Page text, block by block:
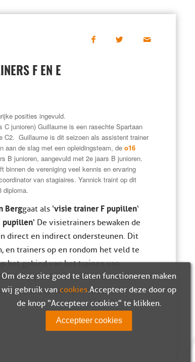
F EN E
posities ingevuld.
C junioren) Guillaume is een rasechte Spartaan
C2. Guillaume is dit seizoen als assistent trainer
aan de slag met een opleidingsteam, de o16
B junioren, aangevuld met 2e jaars B junioren.
binnen de vereniging veel kennis en ervaring
van stagiaires. Yannick traint op dit
diploma.
Berggaat als ‘visie trainer F pupillen‘
pupillen‘ De visietrainers bewaken de
direct en indirect ondersteunen. Dit
en trainers op en rondom het veld te
het gebied van het trainen van
en B1 trainers zich breder dan de
Nijkerk 1, van opleiden naar
Om deze site goed te laten functioneren maken
wij gebruik van cookies. Accepteer deze door op
de knop "Accepteer cookies" te klikken.
Accepteer cookies